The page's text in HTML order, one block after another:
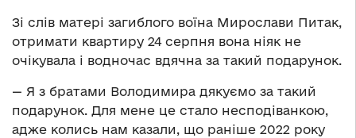
Зі слів матері загиблого воїна Мирослави Питак,
отримати квартиру 24 серпня вона ніяк не
очікувала і водночас вдячна за такий подарунок.
— Я з братами Володимира дякуємо за такий
подарунок. Для мене це стало несподіванкою,
адже колись нам казали, що раніше 2022 року